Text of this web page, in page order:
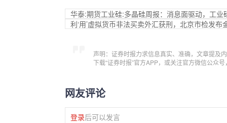
华泰:期货工业硅:多晶硅周报：消息面驱动，工业
利‘用’虚拟货币非法买卖外汇获刑，北京市检发布
声明：证券时报力求信息真实、准确，文章提及
下载“证券时报”官方APP，或关注官方微信公众
网友评论
登录后可以发言